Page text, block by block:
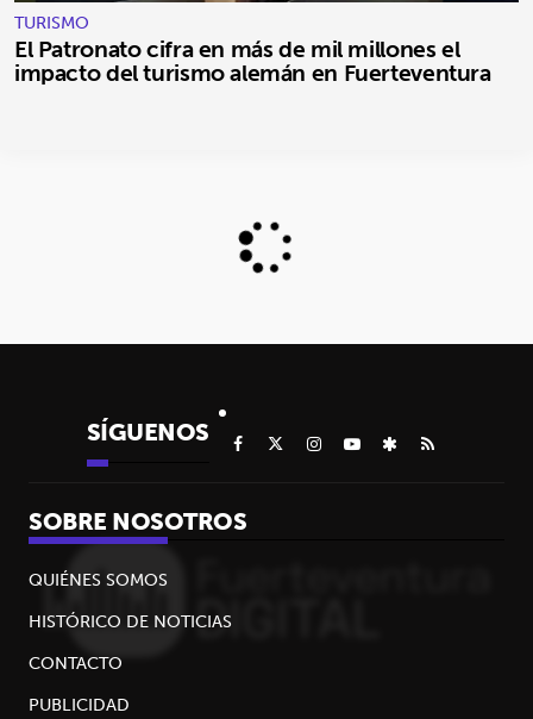
TURISMO
El Patronato cifra en más de mil millones el
impacto del turismo alemán en Fuerteventura
SÍGUENOS
SOBRE NOSOTROS
QUIÉNES SOMOS
HISTÓRICO DE NOTICIAS
CONTACTO
PUBLICIDAD